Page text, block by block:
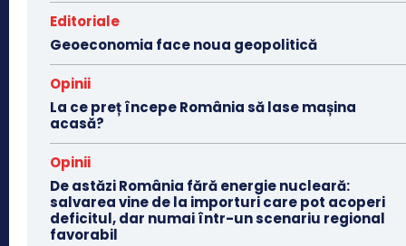
Editoriale
Geoeconomia face noua geopolitică
Opinii
La ce preț începe România să lase mașina
acasă?
Opinii
De astăzi România fără energie nucleară:
salvarea vine de la importuri care pot acoperi
deficitul, dar numai într-un scenariu regional
favorabil